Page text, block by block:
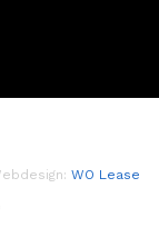
WO Lease